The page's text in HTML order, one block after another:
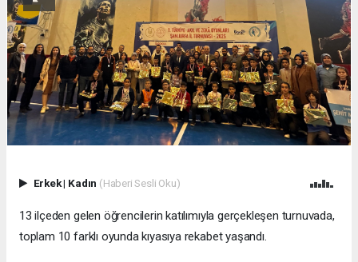
Erkek| Kadın (Haberi Sesli Oku)
13 ilçeden gelen öğrencilerin katılımıyla gerçekleşen turnuvada,
toplam 10 farklı oyunda kıyasıya rekabet yaşandı.